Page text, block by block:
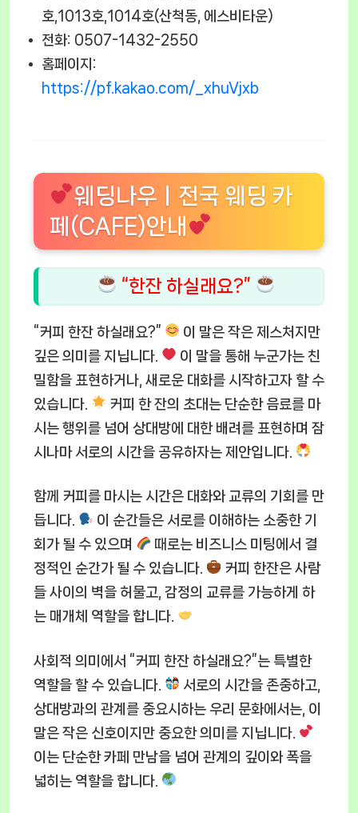
호,1013호,1014호(산척동, 에스비타운)
전화: 0507-1432-2550
홈페이지:
https://pf.kakao.com/_xhuVjxb
웨딩나우ㅣ전국 웨딩 카
페(CAFE)안내
“한잔 하실래요?”
“커피 한잔 하실래요?”
이 말은 작은 제스처지만
깊은 의미를 지닙니다.
이 말을 통해 누군가는 친
밀함을 표현하거나, 새로운 대화를 시작하고자 할 수
있습니다.
커피 한 잔의 초대는 단순한 음료를 마
시는 행위를 넘어 상대방에 대한 배려를 표현하며 잠
시나마 서로의 시간을 공유하자는 제안입니다.
함께 커피를 마시는 시간은 대화와 교류의 기회를 만
듭니다.
이 순간들은 서로를 이해하는 소중한 기
회가 될 수 있으며
때로는 비즈니스 미팅에서 결
정적인 순간가 될 수 있습니다.
커피 한잔은 사람
들 사이의 벽을 허물고, 감정의 교류를 가능하게 하
는 매개체 역할을 합니다.
사회적 의미에서 “커피 한잔 하실래요?”는 특별한
역할을 할 수 있습니다.
서로의 시간을 존중하고,
상대방과의 관계를 중요시하는 우리 문화에서는, 이
말은 작은 신호이지만 중요한 의미를 지닙니다.
이는 단순한 카페 만남을 넘어 관계의 깊이와 폭을
넓히는 역할을 합니다.